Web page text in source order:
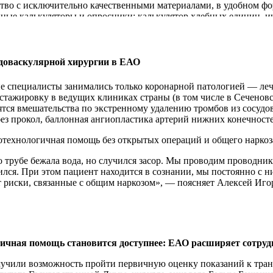
с исключительно качественными материалами, в удобном
калькуляторы и опросники: калькулятор хлебных единиц,
уникального опросника «Диариск». В каждом разделе,
и пользователей ресурса памятки, и дневники.
актуальным и рутинным вопросам. А на прием к
врач может передавать ссылкой или в распечатанном
официальный сайт и страницы в социальных сетях —
представлены в удобных форматах, а пользователи
«Вопрос эксперту» и «Спросите доктора», где под одной
в форматах коротких видеороликов, аудиоподкастов или
поскольку он основан на запросах аудитории.
истории пациентов. Именно такие материалы часто
невозможно решить только медицинскими методами. Одной из
5,5 тысяч просмотров.
в отпуск. Рекомендации специалистов должны быть
материалы, посвященные повседневной жизни с
могут быстро найти материалы, соответствующие
источник самой проверенной информации о
хирургии в ЕАО
специалисты занимались только коронарной патологией —
в ведущих клиниках страны (в том числе в
вмешательства по экстренному удалению тромбов из
прокол, баллонная ангиопластика артерий нижних
помощь без открытых операций и общего
трубе бежала вода, но случился засор. Мы проводим
При этом пациент находится в сознании, мы постоянно с
риски, связанные с общим наркозом», — поясняет Алексей
оказывается незамедлительно при поступлении пациента в
современных технологий рассказал наш врач,
на НТК-21.Смотрите!
#МинздравРФ
помощь становится доступнее: ЕАО расширяет
возможность пройти первичную оценку показаний к